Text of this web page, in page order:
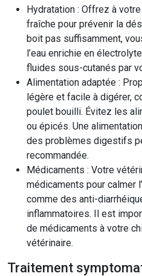
Hydratation : Offrez à
fraîche pour prévenir la
boit pas suffisamment,
l’eau enrichie en
fluides sous-cutanés par
Alimentation adaptée :
légère et facile à digérer,
poulet bouilli. Évitez les
ou épicés. Une
des problèmes digestifs
recommandée.
Médicaments : Votre
médicaments pour calmer
comme des anti-
inflammatoires. Il est
de médicaments à votre
vétérinaire.
Traitement